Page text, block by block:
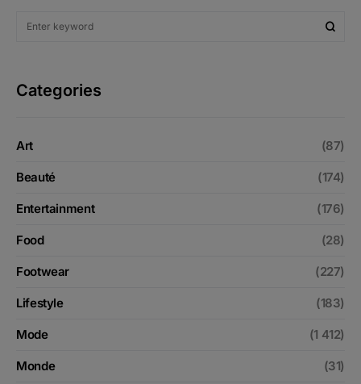
Categories
Art (87)
Beauté (174)
Entertainment (176)
Food (28)
Footwear (227)
Lifestyle (183)
Mode (1 412)
Monde (31)